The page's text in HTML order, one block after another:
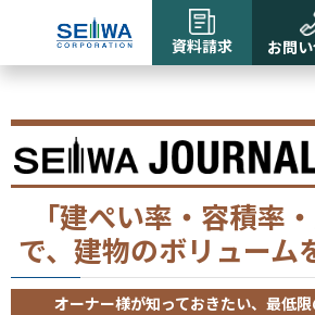
資料請求 お問
「建ぺい率・容積率
で、建物のボリューム
オーナー様が知っておきたい、最低